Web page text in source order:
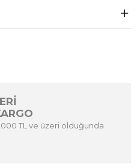
TL ve üzeri olduğunda